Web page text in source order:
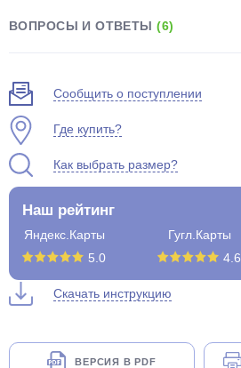
ВОПРОСЫ И ОТВЕТЫ(6)
Сообщить о поступлении
Где купить?
Как выбрать размер?
Наш рейтинг
Яндекс.Карты
5.0
Гугл.Карты
4.6
Скачать инструкцию
ВЕРСИЯ В PDF